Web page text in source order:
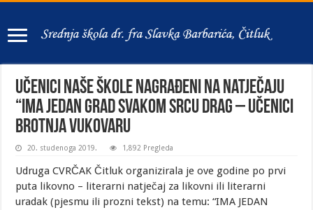
Učenici naše škole nagrađeni na natječaju
“IMA JEDAN GRAD SVAKOM SRCU DRAG – UČENICI
BROTNJA VUKOVARU
20. studenoga 2019. 1,892 Pregleda
Udruga CVRČAK Čitluk organizirala je ove godine po prvi
puta likovno – literarni natječaj za likovni ili literarni
uradak (pjesmu ili prozni tekst) na temu: “IMA JEDAN